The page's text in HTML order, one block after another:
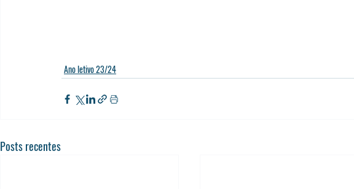
Ano letivo 23/24
Posts recentes